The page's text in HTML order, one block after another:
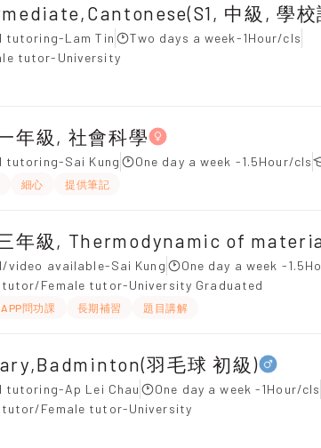
中級, 學校
tutoring-Lam Tin
Two days a week-1Hour/cls
tutor-University
年級, 社會科學
tutoring-Sai Kung One day a week -1.5Hour/cls
細心 提供筆記
年級, Thermodynamic of
video available-Sai Kung
One day a week -
tutor/Female tutor-University Graduated
問功課 長期補習 題目講解
羽毛球 初級)
tutoring-Ap Lei Chau
One day a week -1Hour/cls
tutor/Female tutor-University